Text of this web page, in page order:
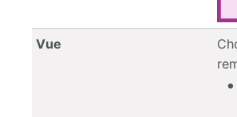
Vue